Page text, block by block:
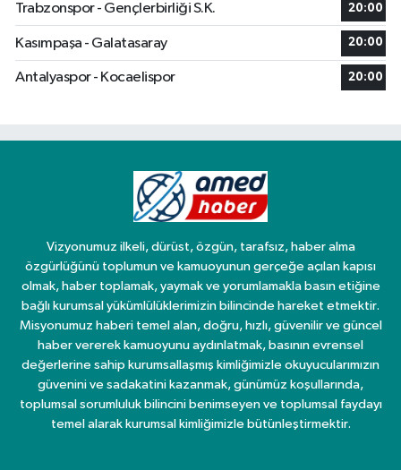
Trabzonspor - Gençlerbirliği S.K. 20:00
Kasımpaşa - Galatasaray 20:00
Antalyaspor - Kocaelispor 20:00
Vizyonumuz ilkeli, dürüst, özgün, tarafsız, haber alma
özgürlüğünü toplumun ve kamuoyunun gerçeğe açılan kapısı
olmak, haber toplamak, yaymak ve yorumlamakla basın etiğine
bağlı kurumsal yükümlülüklerimizin bilincinde hareket etmektir.
Misyonumuz haberi temel alan, doğru, hızlı, güvenilir ve güncel
haber vererek kamuoyunu aydınlatmak, basının evrensel
değerlerine sahip kurumsallaşmış kimliğimizle okuyucularımızın
güvenini ve sadakatini kazanmak, günümüz koşullarında,
toplumsal sorumluluk bilincini benimseyen ve toplumsal faydayı
temel alarak kurumsal kimliğimizle bütünleştirmektir.